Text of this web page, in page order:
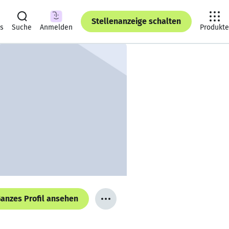
Suche Anmelden
Stellenanzeige schalten
Produkte
Profil ansehen